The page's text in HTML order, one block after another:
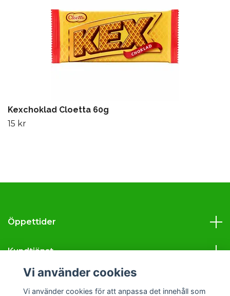
Kexchoklad Cloetta 60g
15 kr
Öppettider
Kundtjänst
Läs mer
Vi använder cookies
Vi använder cookies för att anpassa det innehåll som